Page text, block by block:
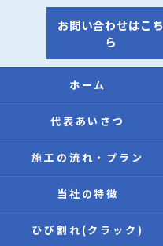
お問い合わせはこち
ら
ホーム
代表あいさつ
施工の流れ・プラン
当社の特徴
ひび割れ(クラック)